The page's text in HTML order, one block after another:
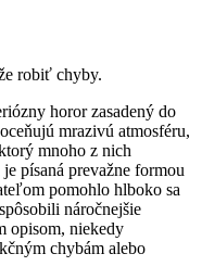
robiť chyby.
horor zasadený do
mrazivú atmosféru,
mnoho z nich
písaná prevažne formou
pomohlo hlboko sa
náročnejšie
opisom, niekedy
chybám alebo